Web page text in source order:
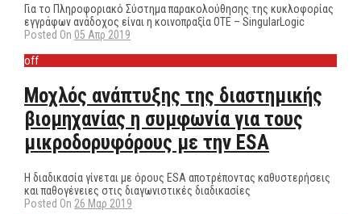
Για το Πληροφοριακό Σύστημα παρακολούθησης της κυκλοφορίας
εγγράφων ανάδοχος είναι η κοινοπραξία ΟΤΕ – SingularLogic
Posted On 05 Απρ 2019
off
Μοχλός ανάπτυξης της διαστημικής
βιομηχανίας η συμφωνία για τους
μικροδορυφόρους με την ESA
Η διαδικασία γίνεται με όρους ESA αποτρέποντας καθυστερήσεις
και παθογένειες στις διαγωνιστικές διαδικασίες
Posted On 26 Μαρ 2019